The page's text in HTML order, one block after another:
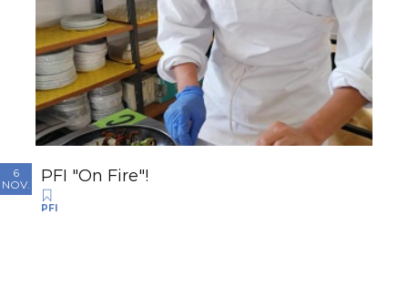
6
NOV.
PFI "On Fire"!
PFI